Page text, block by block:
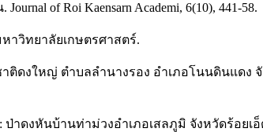
of Roi Kaensarn Academi, 6(10), 441-58.
าวิทยาลัยเกษตรศาสตร์.
ดงใหญ่ ตำบลลำนางรอง อำเภอโนนดินแดง
งหันบ้านท่าม่วงอำเภอเสลภูมิ จังหวัดร้อยเ